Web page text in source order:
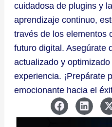
cuidadosa de plugins y
aprendizaje continuo,
través de los elementos
futuro digital. Asegúrate
actualizado y
experiencia. ¡Prepárate
emocionante hacia el